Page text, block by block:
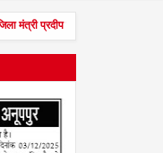
मंत्री प्रदीप मिश्रा ने सभी युवाओं से